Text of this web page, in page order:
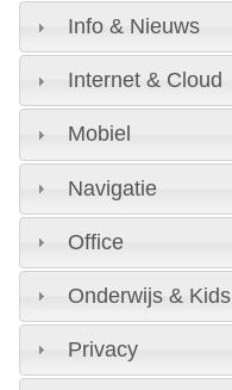
Info & Nieuws
Internet & Cloud
Mobiel
Navigatie
Office
Onderwijs & Kids
Privacy